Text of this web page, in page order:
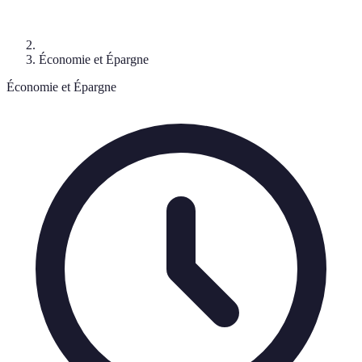
Économie et Épargne
Économie et Épargne